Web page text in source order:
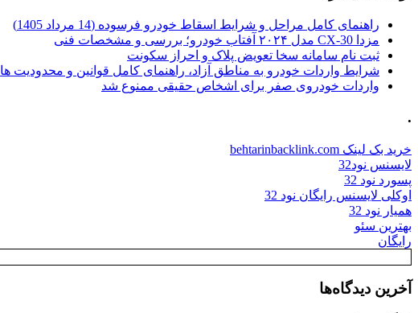
راهنمای کامل مراحل و شرایط اسقاط خودرو فرسوده (14 مرداد 1405)
مزدا CX-30 مدل ۲۰۲۴ آفتاب خودرو؛ بررسی و مشخصات فنی
ثبت نام سامانه سخا تعویض پلاک و احراز سکونت
شرایط واردات خودرو به مناطق آزاد، راهنمای کامل قوانین و محدودیت ها
واردات خودروی صفر برای اشخاص حقیقی ممنوع شد
.
خرید بک لینک behtarinbacklink.com
لایسنس نود32
پسورد نود 32
اوکلی لایسنس رایگان نود 32
همیار نود 32
بهترین سئو
رایگان
آخرین دیدگاه‌ها